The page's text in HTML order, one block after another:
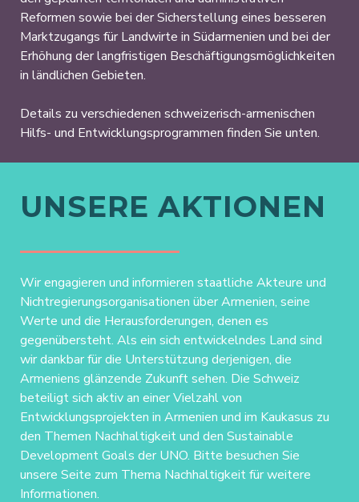
Reformen sowie bei der Sicherstellung eines besseren
Marktzugangs für Landwirte in Südarmenien und bei der
Erhöhung der langfristigen Beschäftigungsmöglichkeiten
in ländlichen Gebieten.
Details zu verschiedenen schweizerisch-armenischen
Hilfs- und Entwicklungsprogrammen finden Sie unten.
UNSERE AKTIONEN
Wir engagieren und informieren staatliche Akteure und
Nichtregierungsorganisationen über Armenien, seine
Werte und die Herausforderungen, denen es
gegenübersteht. Als ein sich entwickelndes Land sind
wir dankbar für die Unterstützung derjenigen, die
Armeniens glänzende Zukunft sehen. Die Schweiz
beteiligt sich aktiv an einer Vielzahl von
Entwicklungsprojekten in Armenien und im Kaukasus zu
den Themen Nachhaltigkeit und den Sustainable
Development Goals der UNO. Bitte besuchen Sie
unsere Seite zum Thema Nachhaltigkeit für weitere
Informationen.